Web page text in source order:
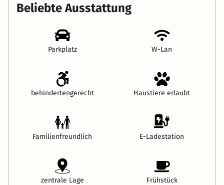
Beliebte Ausstattung
Parkplatz W-Lan
behindertengerecht Haustiere erlaubt
Familienfreundlich E-Ladestation
zentrale Lage Frühstück